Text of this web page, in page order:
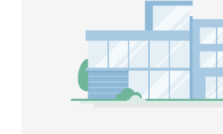
0-100 EUR
100-200 EUR